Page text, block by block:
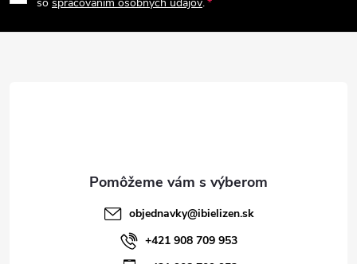
v
p
objednavky@ibielizen.sk
+421 908 709 953